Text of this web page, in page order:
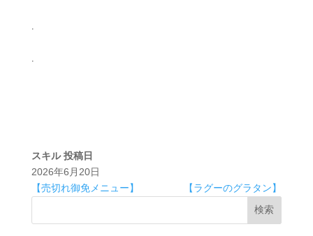
スキル 投稿日
2026年6月20日
【売切れ御免メニュー】
【ラグーのグラタン】
検索